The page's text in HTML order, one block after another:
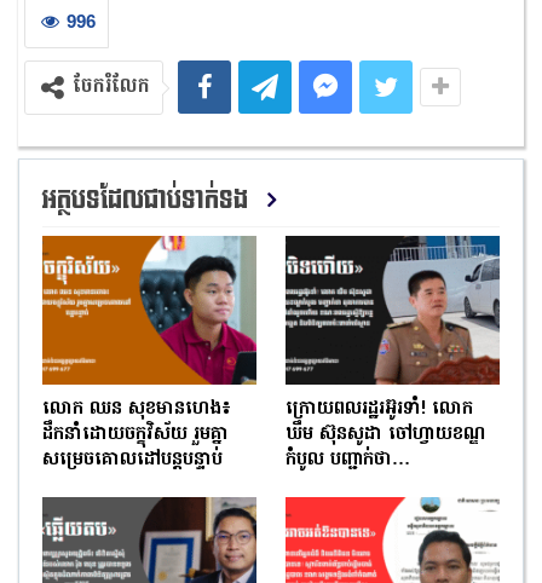
996
ចែករំលែក
អត្ថបទដែលជាប់ទាក់ទង
លោក ឈន សុខមានហេង៖
ដឹកនាំដោយចក្ខុវិស័យ រួមគ្នា
សម្រេចគោលដៅបន្តបន្ទាប់
ក្រោយពលរដ្ឋរអ៊ូរទាំ! លោក
ឃឹម ស៊ុនសូដា ចៅហ្វាយខណ្ឌ
កំបូល បញ្ជាក់ថា…